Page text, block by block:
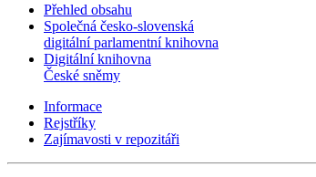
Přehled obsahu
Společná česko-slovenská
digitální parlamentní knihovna
Digitální knihovna
České sněmy
Informace
Rejstříky
Zajímavosti v repozitáři